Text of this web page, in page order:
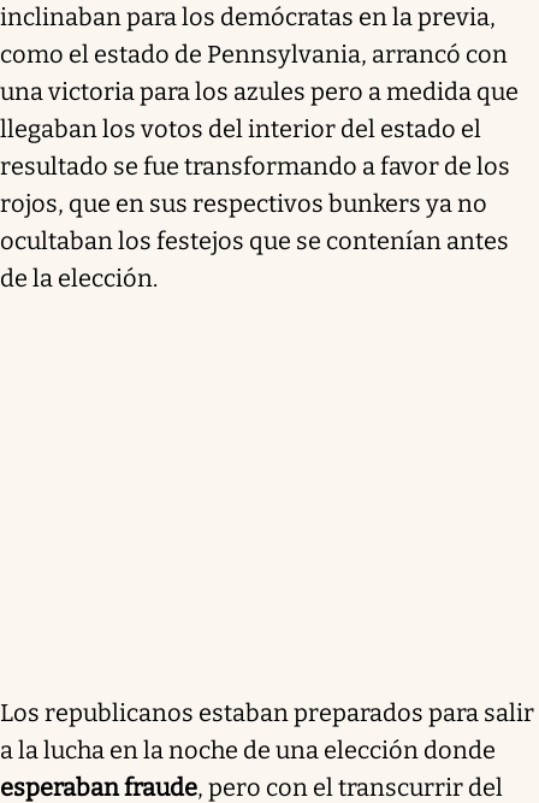
inclinaban para los demócratas en la previa,
como el estado de Pennsylvania, arrancó con
una victoria para los azules pero a medida que
llegaban los votos del interior del estado el
resultado se fue transformando a favor de los
rojos, que en sus respectivos bunkers ya no
ocultaban los festejos que se contenían antes
de la elección.
Los republicanos estaban preparados para salir
a la lucha en la noche de una elección donde
esperaban fraude, pero con el transcurrir del